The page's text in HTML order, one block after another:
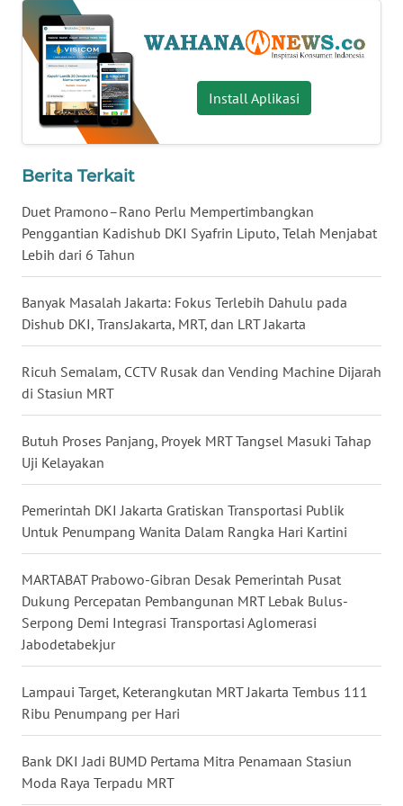
Install Aplikasi
Berita Terkait
Duet Pramono–Rano Perlu Mempertimbangkan
Penggantian Kadishub DKI Syafrin Liputo, Telah Menjabat
Lebih dari 6 Tahun
Banyak Masalah Jakarta: Fokus Terlebih Dahulu pada
Dishub DKI, TransJakarta, MRT, dan LRT Jakarta
Ricuh Semalam, CCTV Rusak dan Vending Machine Dijarah
di Stasiun MRT
Butuh Proses Panjang, Proyek MRT Tangsel Masuki Tahap
Uji Kelayakan
Pemerintah DKI Jakarta Gratiskan Transportasi Publik
Untuk Penumpang Wanita Dalam Rangka Hari Kartini
MARTABAT Prabowo-Gibran Desak Pemerintah Pusat
Dukung Percepatan Pembangunan MRT Lebak Bulus-
Serpong Demi Integrasi Transportasi Aglomerasi
Jabodetabekjur
Lampaui Target, Keterangkutan MRT Jakarta Tembus 111
Ribu Penumpang per Hari
Bank DKI Jadi BUMD Pertama Mitra Penamaan Stasiun
Moda Raya Terpadu MRT
WN
BABEL
WN
SUMBAR
SUMSEL
BENGKULU
LAMPUNG
JATENG
NUSANTARA
JOGJA
WN
JATIM
WN
BALI
WN
KALBAR
WN
KALTENG